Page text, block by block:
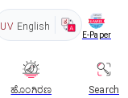
UV English
E-Paper
ಹೊಂಗಿರಣ Search